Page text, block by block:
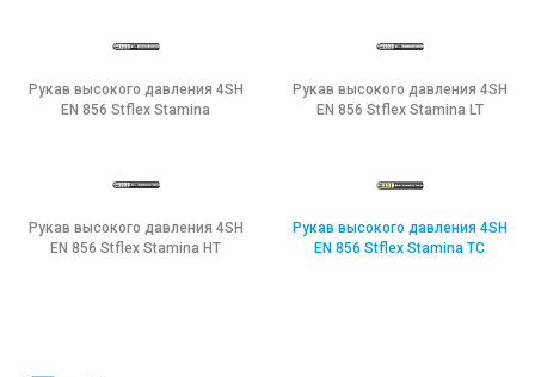
Рукав высокого давления 4SH
EN 856 Stflex Stamina
Рукав высокого давления 4SH
EN 856 Stflex Stamina LT
Рукав высокого давления 4SH
EN 856 Stflex Stamina HT
Рукав высокого давления 4SH
EN 856 Stflex Stamina TC